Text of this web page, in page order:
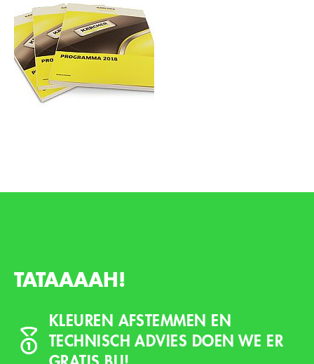
TATAAAAH!
KLEUREN AFSTEMMEN EN
TECHNISCH ADVIES DOEN WE ER